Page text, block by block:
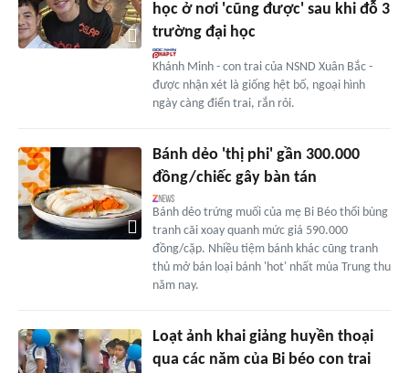
học ở nơi 'cũng được' sau khi đỗ 3
trường đại học
Khánh Minh - con trai của NSND Xuân Bắc -
được nhận xét là giống hệt bố, ngoại hình
ngày càng điển trai, rắn rỏi.
Bánh dẻo 'thị phi' gần 300.000
đồng/chiếc gây bàn tán
Bánh dẻo trứng muối của mẹ Bi Béo thổi bùng
tranh cãi xoay quanh mức giá 590.000
đồng/cặp. Nhiều tiệm bánh khác cũng tranh
thủ mở bán loại bánh 'hot' nhất mùa Trung thu
năm nay.
Loạt ảnh khai giảng huyền thoại
qua các năm của Bi béo con trai